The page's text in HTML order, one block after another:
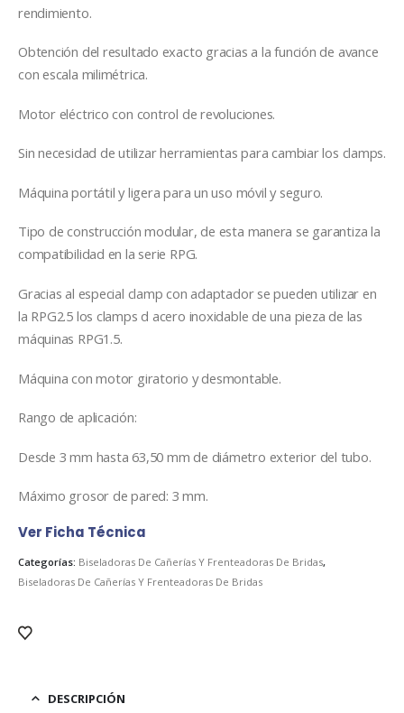
rendimiento.
Obtención del resultado exacto gracias a la función de avance
con escala milimétrica.
Motor eléctrico con control de revoluciones.
Sin necesidad de utilizar herramientas para cambiar los clamps.
Máquina portátil y ligera para un uso móvil y seguro.
Tipo de construcción modular, de esta manera se garantiza la
compatibilidad en la serie RPG.
Gracias al especial clamp con adaptador se pueden utilizar en
la RPG2.5 los clamps d acero inoxidable de una pieza de las
máquinas RPG1.5.
Máquina con motor giratorio y desmontable.
Rango de aplicación:
Desde 3 mm hasta 63,50 mm de diámetro exterior del tubo.
Máximo grosor de pared: 3 mm.
Ver Ficha Técnica
Categorías: Biseladoras De Cañerías Y Frenteadoras De Bridas,
Biseladoras De Cañerías Y Frenteadoras De Bridas
DESCRIPCIÓN